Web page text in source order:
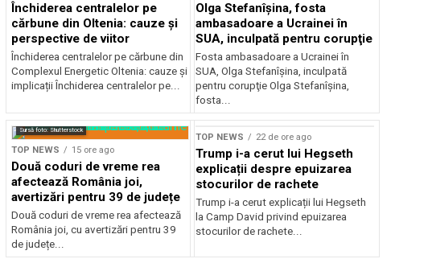
Închiderea centralelor pe
cărbune din Oltenia: cauze și
perspective de viitor
Închiderea centralelor pe cărbune din
Complexul Energetic Oltenia: cauze și
implicații Închiderea centralelor pe...
Olga Stefanîşina, fosta
ambasadoare a Ucrainei în
SUA, inculpată pentru corupţie
Fosta ambasadoare a Ucrainei în
SUA, Olga Stefanîşina, inculpată
pentru corupţie Olga Stefanîşina,
fosta...
Sursă foto: Shutterstock
TOP NEWS 15 ore ago
Două coduri de vreme rea
afectează România joi,
avertizări pentru 39 de județe
Două coduri de vreme rea afectează
România joi, cu avertizări pentru 39
de județe...
TOP NEWS 22 de ore ago
Trump i-a cerut lui Hegseth
explicații despre epuizarea
stocurilor de rachete
Trump i-a cerut explicații lui Hegseth
la Camp David privind epuizarea
stocurilor de rachete...